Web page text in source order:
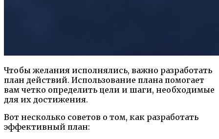
Чтобы желания исполнялись, важно разработать
план действий. Использование плана помогает
вам четко определить цели и шаги, необходимые
для их достижения.
Вот несколько советов о том, как разработать
эффективный план: